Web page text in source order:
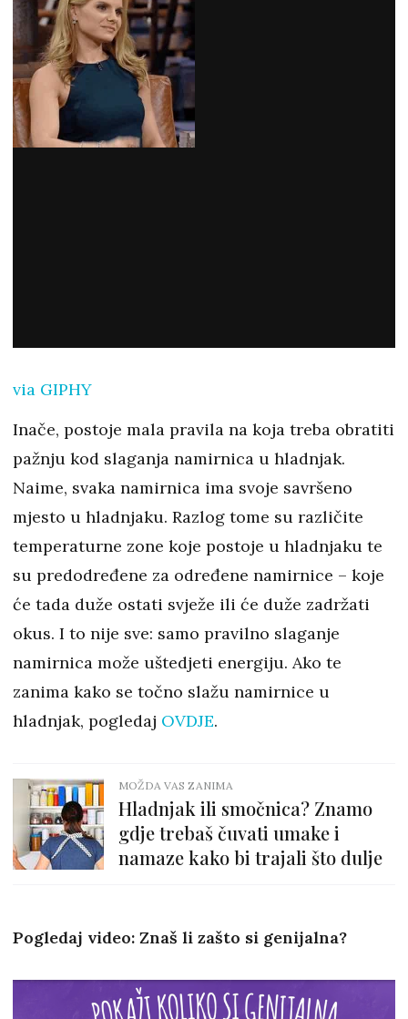
via GIPHY
Inače, postoje mala pravila na koja treba obratiti
pažnju kod slaganja namirnica u hladnjak.
Naime, svaka namirnica ima svoje savršeno
mjesto u hladnjaku. Razlog tome su različite
temperaturne zone koje postoje u hladnjaku te
su predodređene za određene namirnice – koje
će tada duže ostati svježe ili će duže zadržati
okus. I to nije sve: samo pravilno slaganje
namirnica može uštedjeti energiju. Ako te
zanima kako se točno slažu namirnice u
hladnjak, pogledaj OVDJE.
MOŽDA VAS ZANIMA
Hladnjak ili smočnica? Znamo
gdje trebaš čuvati umake i
namaze kako bi trajali što dulje
Pogledaj video: Znaš li zašto si genijalna?